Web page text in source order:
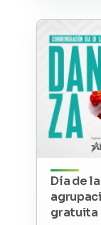
Día de
gratuita